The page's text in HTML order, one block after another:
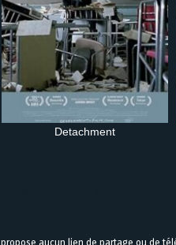
Detachment
aucun lien de partage ou de